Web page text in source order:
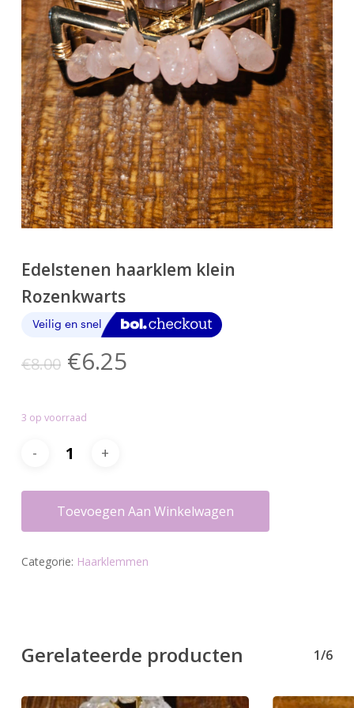
Edelstenen haarklem klein
Rozenkwarts
€8.00 Oorspronkelijke
was:
€8.00.
€6.25Huidige
3 op voorraad
Toevoegen Aan Winkelwagen
Categorie: Haarklemmen
Gerelateerde producten 1/6